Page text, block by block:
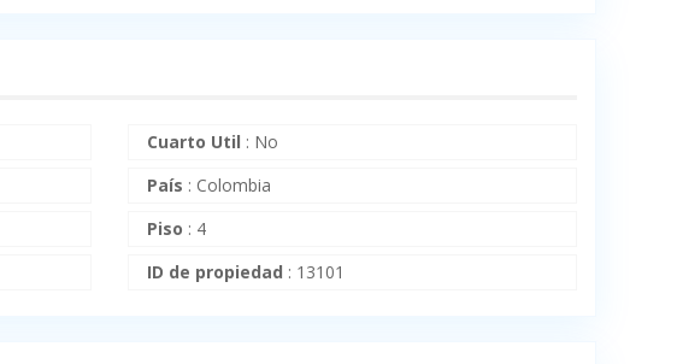
Cuarto Util : No
País : Colombia
Piso : 4
ID de propiedad : 13101